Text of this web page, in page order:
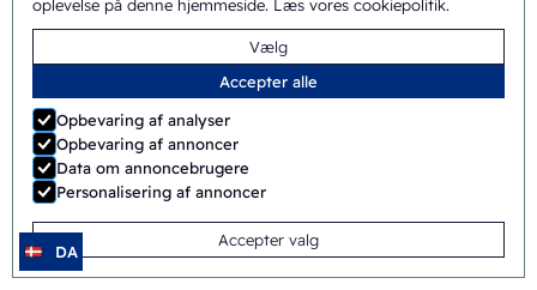
oplevelse på denne hjemmeside. Læs vores cookiepolitik.
Vælg
Accepter alle
Opbevaring af analyser
Opbevaring af annoncer
Data om annoncebrugere
Personalisering af annoncer
Accepter valg
ERB/PH4-1418
Halvautomatisk Roterende
DA